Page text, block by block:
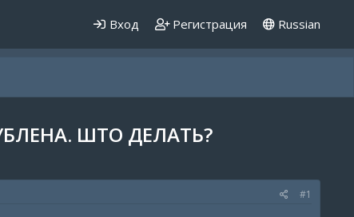
Вход Регистрация Russian
ШТО ДЕЛАТЬ?
#1